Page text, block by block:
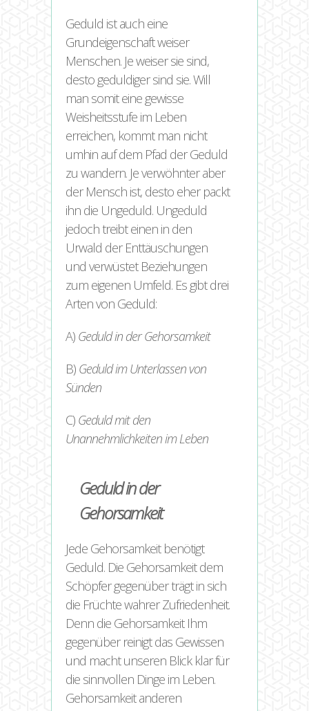
Geduld ist auch eine
Grundeigenschaft weiser
Menschen. Je weiser sie sind,
desto geduldiger sind sie. Will
man somit eine gewisse
Weisheitsstufe im Leben
erreichen, kommt man nicht
umhin auf dem Pfad der Geduld
zu wandern. Je verwöhnter aber
der Mensch ist, desto eher packt
ihn die Ungeduld. Ungeduld
jedoch treibt einen in den
Urwald der Enttäuschungen
und verwüstet Beziehungen
zum eigenen Umfeld. Es gibt drei
Arten von Geduld:
A) Geduld in der Gehorsamkeit
B) Geduld im Unterlassen von
Sünden
C) Geduld mit den
Unannehmlichkeiten im Leben
Geduld in der
Gehorsamkeit
Jede Gehorsamkeit benötigt
Geduld. Die Gehorsamkeit dem
Schöpfer gegenüber trägt in sich
die Früchte wahrer Zufriedenheit.
Denn die Gehorsamkeit Ihm
gegenüber reinigt das Gewissen
und macht unseren Blick klar für
die sinnvollen Dinge im Leben.
Gehorsamkeit anderen